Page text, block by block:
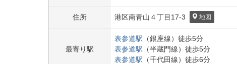
住所 港区南青山４丁目 17-3 地図
最寄り駅
表参道駅 （銀座線） 徒歩5分
表参道駅 （半蔵門線） 徒歩5分
表参道駅 （千代田線） 徒歩6分